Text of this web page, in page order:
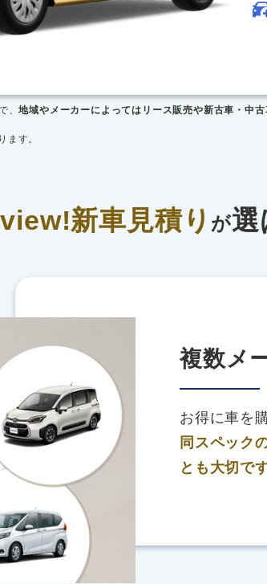
、地域やメーカーによってはリース販売や新古車・中古
ます。
新車見積り が選
複数メ
お得に車を
同スペック
とも大切です